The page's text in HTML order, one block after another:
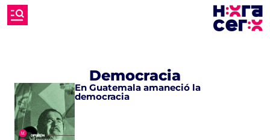
Democracia
En Guatemala amaneció la
democracia